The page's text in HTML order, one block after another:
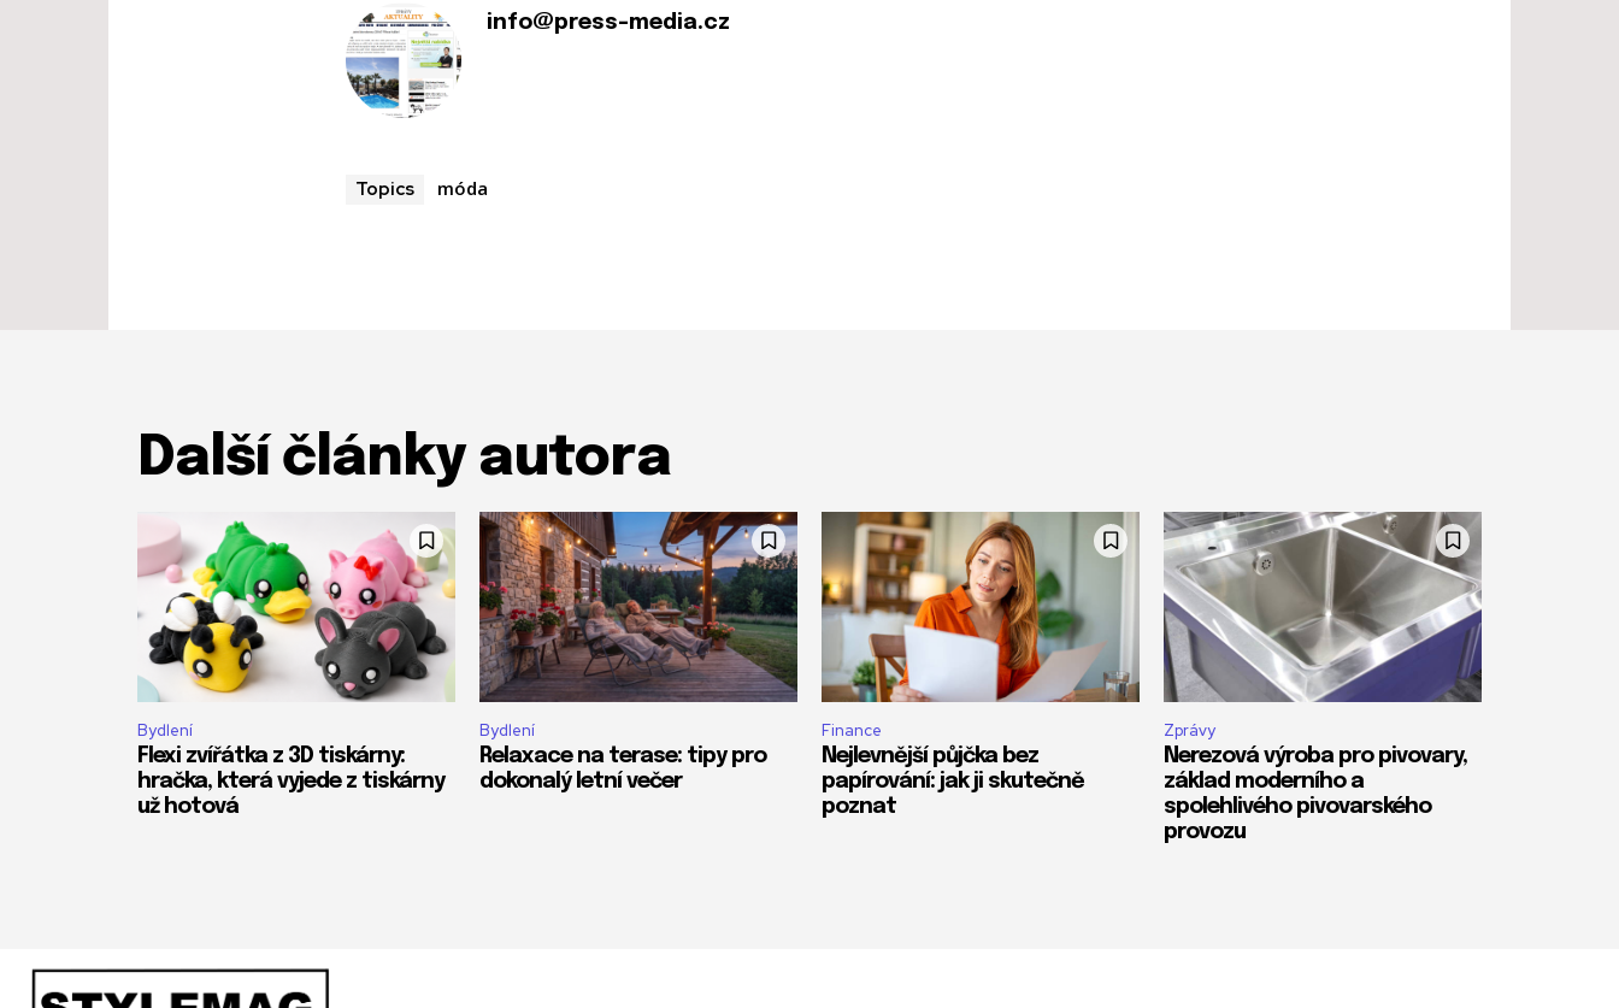
info@press-media.cz
Topics móda
Další články autora
Bydlení
Flexi zvířátka z 3D tiskárny:
hračka, která vyjede z tiskárny
už hotová
Bydlení
Relaxace na terase: tipy pro
dokonalý letní večer
Finance
Nejlevnější půjčka bez
papírování: jak ji skutečně
poznat
Zprávy
Nerezová výroba pro pivovary,
základ moderního a
spolehlivého pivovarského
provozu